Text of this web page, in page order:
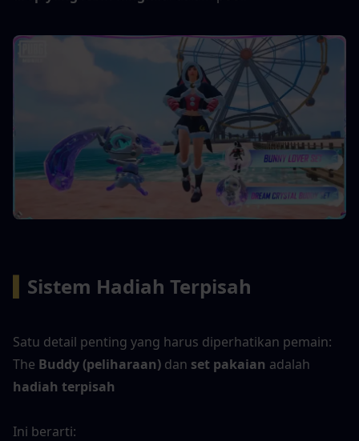
Sistem Hadiah Terpisah
Satu detail penting yang harus diperhatikan pemain:
The Buddy (peliharaan) dan set pakaian
hadiah terpisah
Ini berarti: